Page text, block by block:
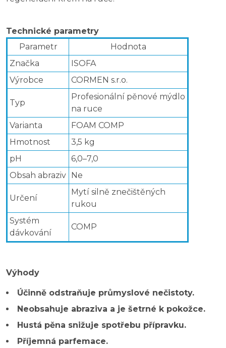
Technické parametry
Parametr
Hodnota
Značka
ISOFA
Výrobce
CORMEN s.r.o.
Typ
Profesionální pěnové mýdlo
na ruce
Varianta
FOAM COMP
Hmotnost
3,5 kg
pH
6,0–7,0
Obsah abraziv Ne
Určení
Mytí silně znečištěných
rukou
Systém
dávkování
COMP
Výhody
Účinně odstraňuje průmyslové nečistoty.
Neobsahuje abraziva a je šetrné k pokožce.
Hustá pěna snižuje spotřebu přípravku.
Příjemná parfemace.